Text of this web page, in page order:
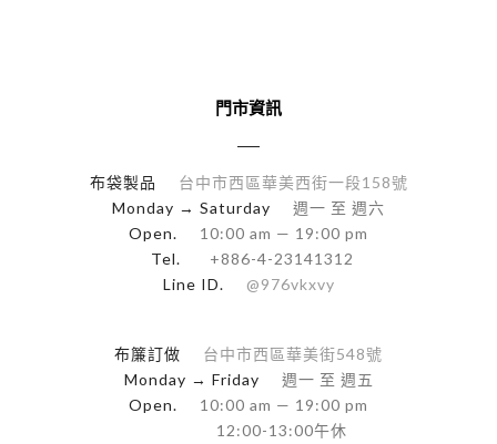
門市資訊
布袋製品
台中市西區華美西街一段158號
Monday → Saturday
週一 至 週六
Open.
10:00 am — 19:00 pm
Tel.
+886-4-23141312
Line ID.
@976vkxvy
布簾訂做
台中市西區華美街548號
Monday → Friday
週一 至 週五
Open.
10:00 am — 19:00 pm
12:00-13:00午休